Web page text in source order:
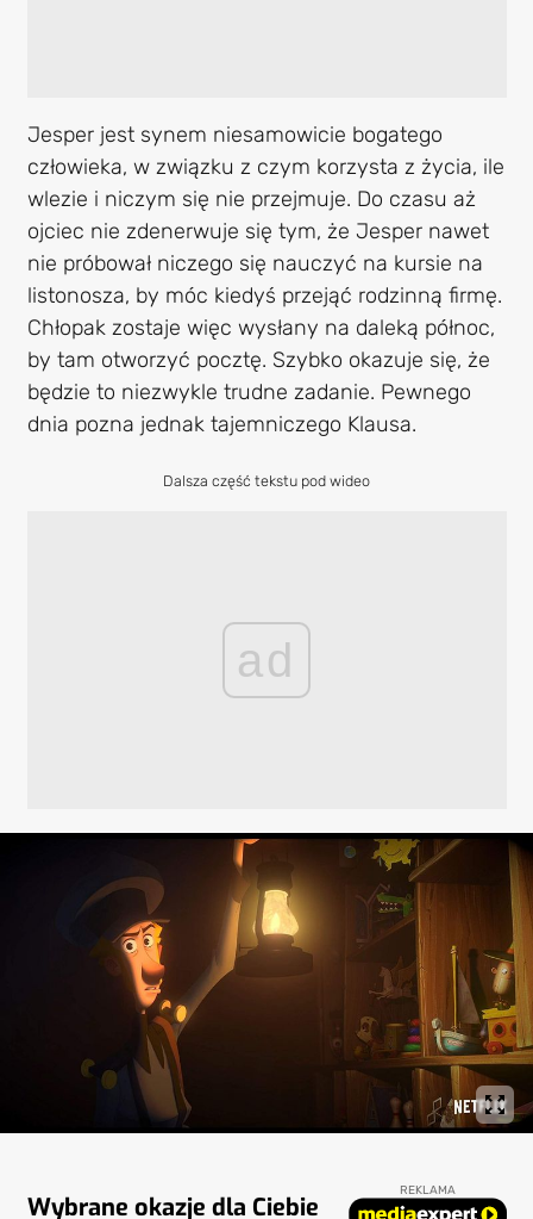
Jesper jest synem niesamowicie bogatego
człowieka, w związku z czym korzysta z życia, ile
wlezie i niczym się nie przejmuje. Do czasu aż
ojciec nie zdenerwuje się tym, że Jesper nawet
nie próbował niczego się nauczyć na kursie na
listonosza, by móc kiedyś przejąć rodzinną firmę.
Chłopak zostaje więc wysłany na daleką północ,
by tam otworzyć pocztę. Szybko okazuje się, że
będzie to niezwykle trudne zadanie. Pewnego
dnia pozna jednak tajemniczego Klausa.
Dalsza część tekstu pod wideo
Wybrane okazje dla Ciebie
REKLAMA